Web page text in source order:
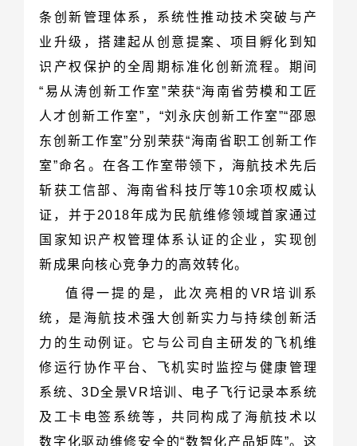
新成果向核心竞争力的高效转化。